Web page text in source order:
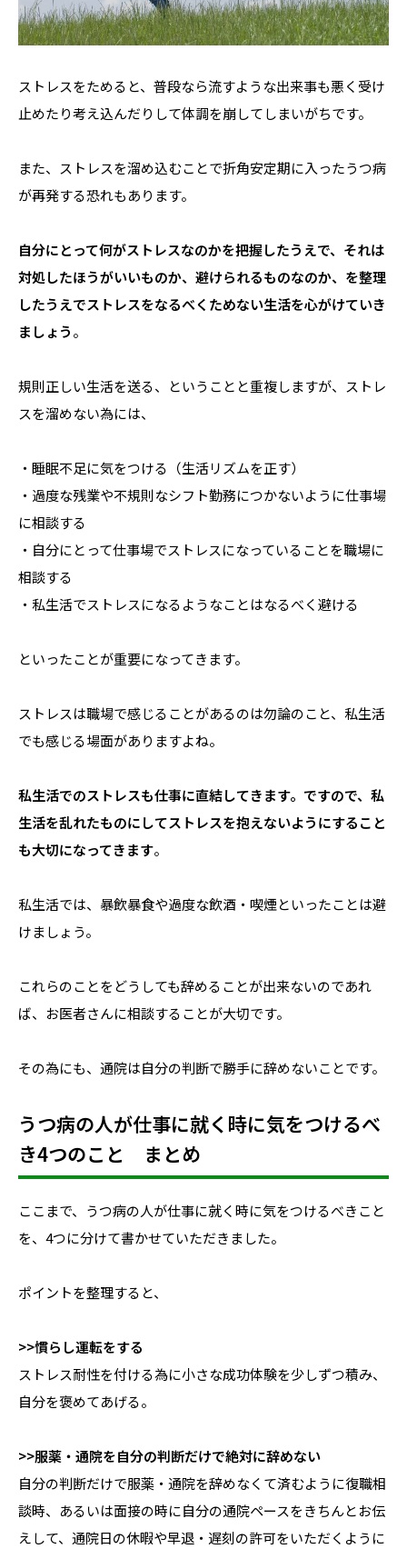
ストレスをためると、普段なら流すような出来事も悪く受け
止めたり考え込んだりして体調を崩してしまいがちです。
また、ストレスを溜め込むことで折角安定期に入ったうつ病
が再発する恐れもあります。
自分にとって何がストレスなのかを把握したうえで、それは
対処したほうがいいものか、避けられるものなのか、を整理
したうえでストレスをなるべくためない生活を心がけていき
ましょう。
規則正しい生活を送る、ということと重複しますが、ストレ
スを溜めない為には、
・睡眠不足に気をつける（生活リズムを正す）
・過度な残業や不規則なシフト勤務につかないように仕事場
に相談する
・自分にとって仕事場でストレスになっていることを職場に
相談する
・私生活でストレスになるようなことはなるべく避ける
といったことが重要になってきます。
ストレスは職場で感じることがあるのは勿論のこと、私生活
でも感じる場面がありますよね。
私生活でのストレスも仕事に直結してきます。ですので、私
生活を乱れたものにしてストレスを抱えないようにすること
も大切になってきます。
私生活では、暴飲暴食や過度な飲酒・喫煙といったことは避
けましょう。
これらのことをどうしても辞めることが出来ないのであれ
ば、お医者さんに相談することが大切です。
その為にも、通院は自分の判断で勝手に辞めないことです。
うつ病の人が仕事に就く時に気をつけるべ
き4つのこと まとめ
ここまで、うつ病の人が仕事に就く時に気をつけるべきこと
を、4つに分けて書かせていただきました。
ポイントを整理すると、
>>慣らし運転をする
ストレス耐性を付ける為に小さな成功体験を少しずつ積み、
自分を褒めてあげる。
>>服薬・通院を自分の判断だけで絶対に辞めない
自分の判断だけで服薬・通院を辞めなくて済むように復職相
談時、あるいは面接の時に自分の通院ペースをきちんとお伝
えして、通院日の休暇や早退・遅刻の許可をいただくように